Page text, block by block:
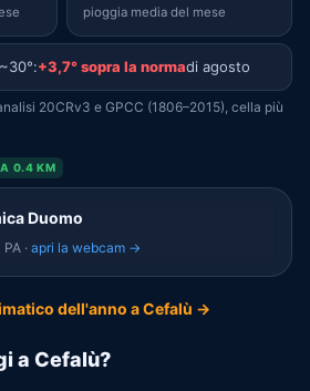
pioggia media del mese
+3,7° sopra la normadi agosto
20CRv3 e GPCC (1806–2015), cella più
A 0.4 KM
Duomo
· apri la webcam →
dell'anno a Cefalù →
a Cefalù?